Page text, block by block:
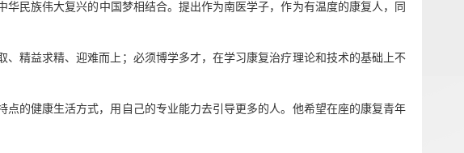
民族伟大复兴的中国梦相结合。提出作为南医学子，作为有温度的康复人，同
、精益求精、迎难而上；必须博学多才，在学习康复治疗理论和技术的基础上不
点的健康生活方式， 用自己的专业能力去引导更多的人。他希望在座的康复青年